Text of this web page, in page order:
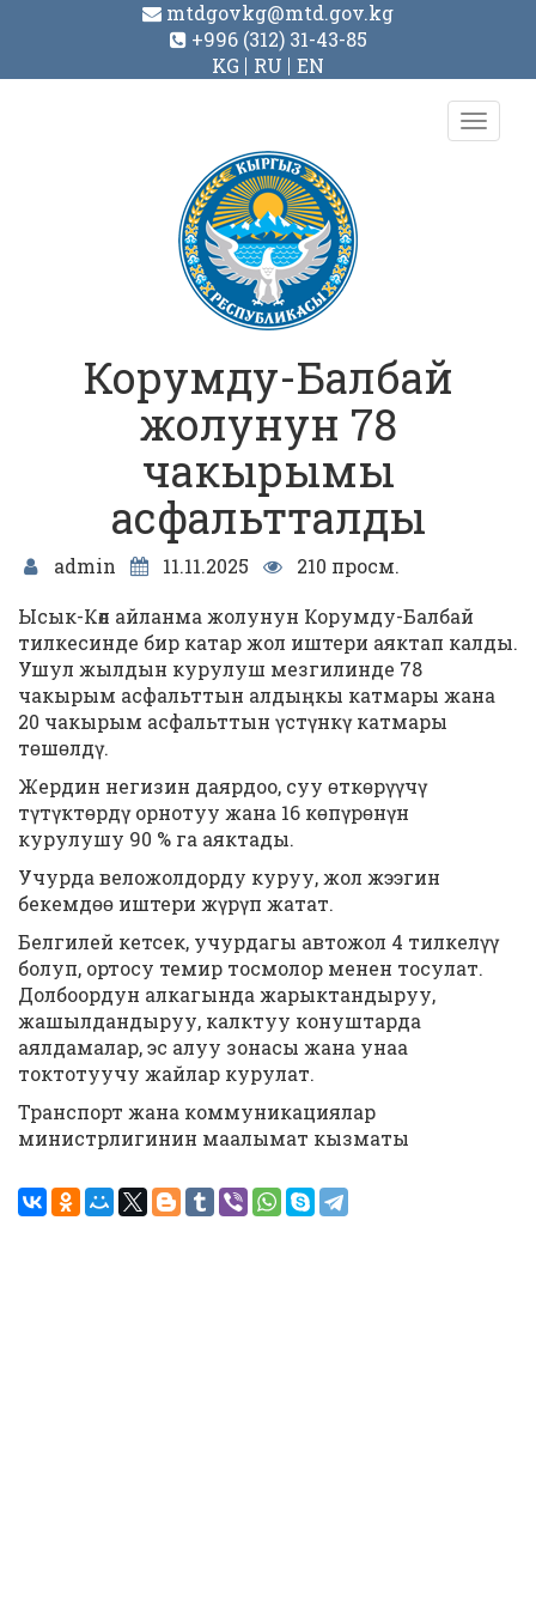
mtdgovkg@mtd.gov.kg
+996 (312) 31-43-85
KG
RU EN
Toggle
Корумду-Балбай
жолунун 78
чакырымы
асфальтталды
admin 11.11.2025
210 просм.
Ысык-Көл айланма жолунун Корумду-Балбай
тилкесинде бир катар жол иштери аяктап калды.
Ушул жылдын курулуш мезгилинде 78
чакырым асфальттын алдыңкы катмары жана
20 чакырым асфальттын үстүнкү катмары
тɵшɵлдү.
Жердин негизин даярдоо, суу ɵткɵрүүчү
түтүктɵрдү орнотуу жана 16 кɵпүрɵнүн
курулушу 90 % га аяктады.
Учурда веложолдорду куруу, жол жээгин
бекемдɵɵ иштери жүрүп жатат.
Белгилей кетсек, учурдагы автожол 4 тилкелүү
болуп, ортосу темир тосмолор менен тосулат.
Долбоордун алкагында жарыктандыруу,
жашылдандыруу, калктуу конуштарда
аялдамалар, эс алуу зонасы жана унаа
токтотуучу жайлар курулат.
Транспорт жана коммуникациялар
министрлигинин маалымат кызматы